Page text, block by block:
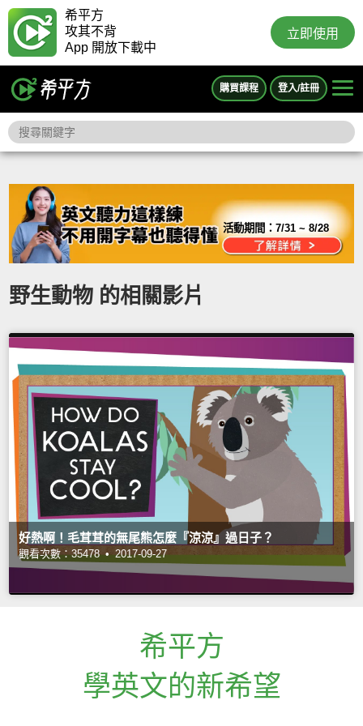
希平方
攻其不背
App 開放下載中
立即使用
購買課程 登入/註冊
活動期間：7/31 ~ 8/28
野生動物 的相關影片
好熱啊！毛茸茸的無尾熊怎麼『涼涼』過日子？
觀看次數：35478 • 2017-09-27
希平方
學英文的新希望